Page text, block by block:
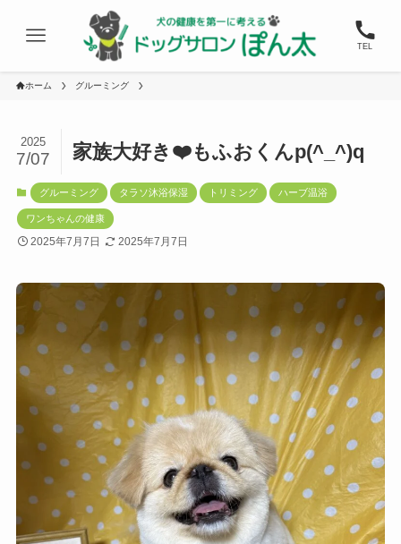
TEL
ホーム グルーミング
家族大好き❤️もふおくんp(^_^)q
2025
7/07
グルーミング タラソ沐浴保湿 トリミング ハーブ温浴
ワンちゃんの健康
2025年7月7日 2025年7月7日